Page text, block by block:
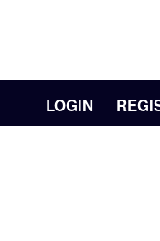
LOGIN